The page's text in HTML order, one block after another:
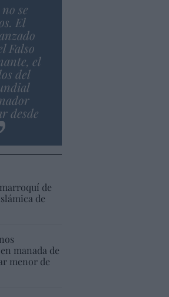
se
El
Falso
el
del
desde
de
de
manada de
menor de